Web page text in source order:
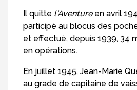
Il quitte l'Aventureen avril
participé au blocus des
et effectué, depuis 1939, 34
en opérations.
En juillet 1945, Jean-Marie
au grade de capitaine de